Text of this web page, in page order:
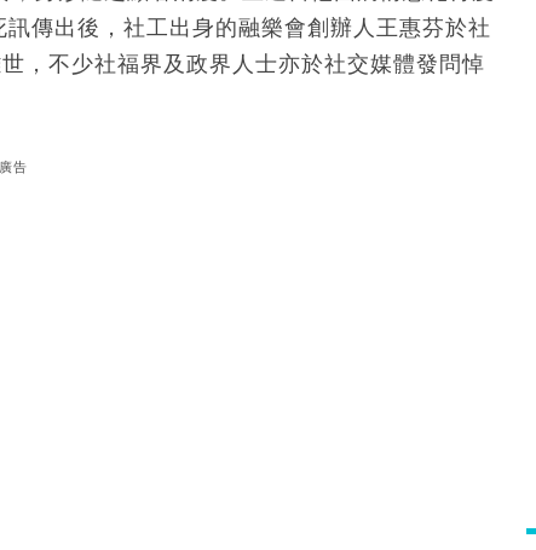
傳出後，社工出身的融樂會創辦人王惠芬於社
，不少社福界及政界人士亦於社交媒體發問悼
廣告